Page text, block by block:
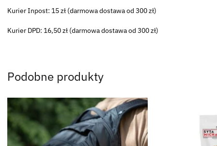
Kurier Inpost: 15 zł (darmowa dostawa od 300 zł)
Kurier DPD: 16,50 zł (darmowa dostawa od 300 zł)
Podobne produkty